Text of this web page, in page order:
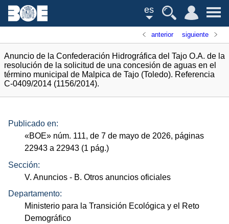
es
anterior siguiente
Anuncio de la Confederación Hidrográfica del Tajo O.A. de la
resolución de la solicitud de una concesión de aguas en el
término municipal de Malpica de Tajo (Toledo). Referencia
C-0409/2014 (1156/2014).
Publicado en:
«BOE» núm. 111, de 7 de mayo de 2026, páginas
22943 a 22943 (1 pág.)
Sección:
V. Anuncios - B. Otros anuncios oficiales
Departamento:
Ministerio para la Transición Ecológica y el Reto
Demográfico